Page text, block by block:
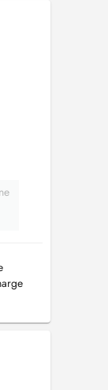
sur
: